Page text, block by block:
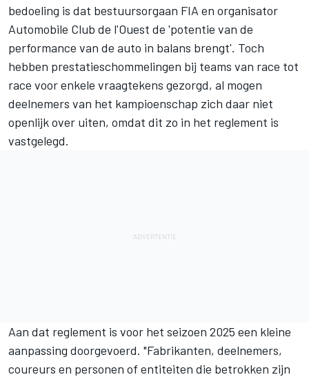
bedoeling is dat bestuursorgaan FIA en organisator
Automobile Club de l'Ouest de 'potentie van de
performance van de auto in balans brengt'. Toch
hebben prestatieschommelingen bij teams van race tot
race voor enkele vraagtekens gezorgd, al mogen
deelnemers van het kampioenschap zich daar niet
openlijk over uiten, omdat dit zo in het reglement is
vastgelegd.
Aan dat reglement is voor het seizoen 2025 een kleine
aanpassing doorgevoerd. "Fabrikanten, deelnemers,
coureurs en personen of entiteiten die betrokken zijn